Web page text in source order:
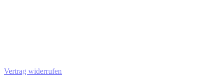
Vertrag widerrufen